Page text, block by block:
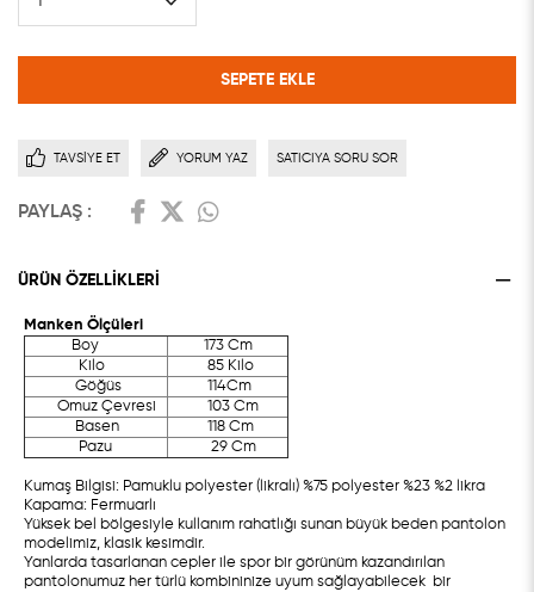
TAVSIYE ET YORUM YAZ SATICIYA SORU SOR
PAYLAŞ :
ÜRÜN ÖZELLIKLERI
Manken Ölçüleri
Boy
173 Cm
Kilo
85 Kilo
Göğüs
114Cm
Omuz Çevresi
103 Cm
Basen
118 Cm
Pazu
29 Cm
Kumaş Bilgisi: Pamuklu polyester (likralı) %75 polyester %23 %2 likra
Kapama: Fermuarlı
Yüksek bel bölgesiyle kullanım rahatlığı sunan büyük beden pantolon
modelimiz, klasik kesimdir.
Yanlarda tasarlanan cepler ile spor bir görünüm kazandırılan
pantolonumuz her türlü kombininize uyum sağlayabilecek bir